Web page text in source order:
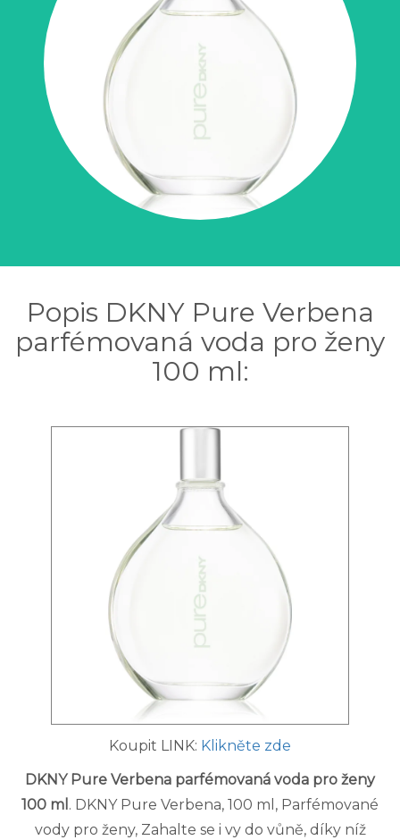
Popis DKNY Pure Verbena
parfémovaná voda pro ženy
100 ml:
Koupit LINK: Klikněte zde
DKNY Pure Verbena parfémovaná voda pro ženy
100 ml . DKNY Pure Verbena, 100 ml, Parfémované
vody pro ženy, Zahalte se i vy do vůně, díky níž